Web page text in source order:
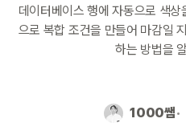
데이터베이스 행에 자동으로 색
으로 복합 조건을 만들어 마감일
하는 방법을
1000쌤